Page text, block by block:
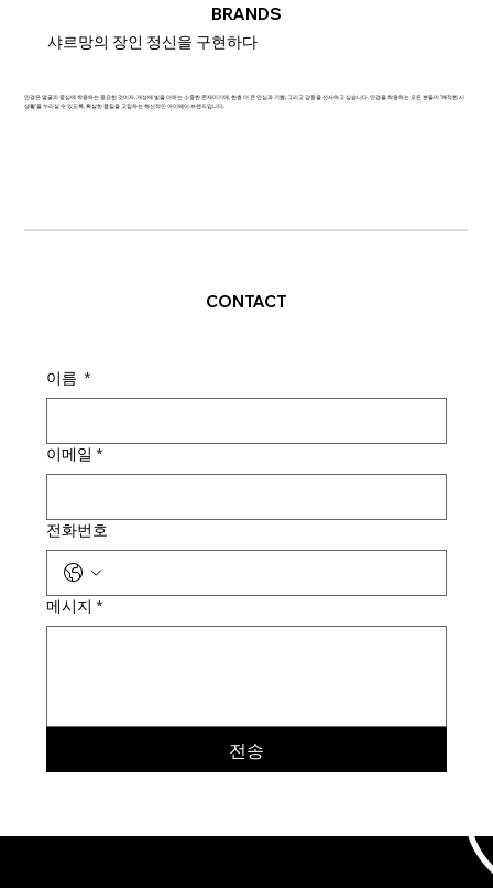
BRANDS
샤르망의 장인 정신을 구현하다
안경은 얼굴의 중심에 착용하는 중요한 것이자, 개성에 빛을 더하는 소중한 존재이기에, 한층 더 큰 안심과 기쁨, 그리고 감동을 선사하고 싶습니다. 안경을 착용하는 모든 분들이 '쾌적한 시
생활'을 누리실 수 있도록, 확실한 품질을 고집하는 혁신적인 아이웨어 브랜드입니다.
CONTACT
이름 *
이메일 *
전화번호
메시지 *
전송